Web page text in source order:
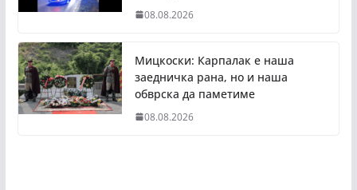
08.08.2026
Мицкоски: Карпалак е наша
заедничка рана, но и наша
обврска да паметиме
08.08.2026